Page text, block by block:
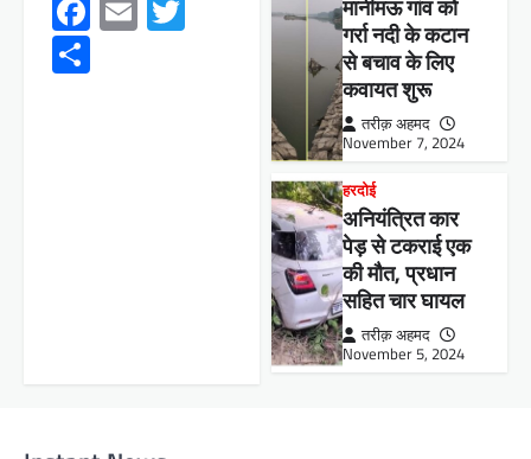
Facebook
Email Twitter
मानीमऊ गांव को
गर्रा नदी के कटान
से बचाव के लिए
कवायत शुरू
तरीक़ अहमद
November 7, 2024
हरदोई
अनियंत्रित कार
पेड़ से टकराई एक
की मौत, प्रधान
सहित चार घायल
तरीक़ अहमद
November 5, 2024